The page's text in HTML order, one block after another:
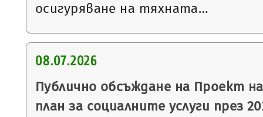
осигуряване на тяхната…
08.07.2026
Публично обсъждане на Проект
план за социалните услуги през